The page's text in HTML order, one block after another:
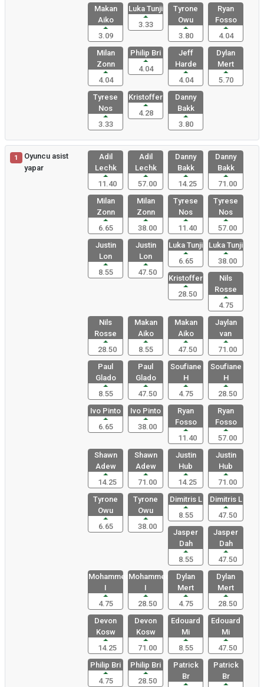
Makan
Aiko
3.09
Luka Tunji
3.33
Tyrone
Owu
3.80
Ryan
Fosso
4.04
Milan
Zonn
4.04
Philip Bri
4.04
Jeff
Harde
4.04
Dylan
Mert
5.70
Tyrese
Nos
3.33
Kristoffer
4.28
Danny
Bakk
3.80
1
Oyuncu asist
yapar
Adil
Lechk
11.40
Adil
Lechk
57.00
Danny
Bakk
14.25
Danny
Bakk
71.00
Milan
Zonn
6.65
Milan
Zonn
38.00
Tyrese
Nos
11.40
Tyrese
Nos
57.00
Justin
Lon
8.55
Justin
Lon
47.50
Luka Tunji
6.65
Luka Tunji
38.00
Kristoffer
28.50
Nils
Rosse
4.75
Nils
Rosse
28.50
Makan
Aiko
8.55
Makan
Aiko
47.50
Jaylan
van
71.00
Paul
Glado
8.55
Paul
Glado
47.50
Soufiane
H
4.75
Soufiane
H
28.50
Ivo Pinto
6.65
Ivo Pinto
38.00
Ryan
Fosso
11.40
Ryan
Fosso
57.00
Shawn
Adew
14.25
Shawn
Adew
71.00
Justin
Hub
14.25
Justin
Hub
71.00
Tyrone
Owu
6.65
Tyrone
Owu
38.00
Dimitris L
8.55
Dimitris L
47.50
Jasper
Dah
8.55
Jasper
Dah
47.50
Mohammed
I
4.75
Mohammed
I
28.50
Dylan
Mert
4.75
Dylan
Mert
28.50
Devon
Kosw
14.25
Devon
Kosw
71.00
Edouard
Mi
8.55
Edouard
Mi
47.50
Philip Bri
4.75
Philip Bri
28.50
Patrick
Br
Patrick
Br